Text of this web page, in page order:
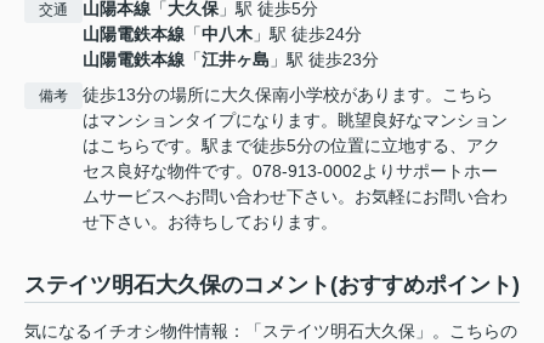
交通 山陽本線 「大久保」駅 徒歩5分
山陽電鉄本線 「中八木 」駅 徒歩24分
山陽電鉄本線 「江井ヶ島 」駅 徒歩23分
備考
徒歩13分の場所に大久保南小学校があります。こちら
はマンションタイプになります。眺望良好なマンション
はこちらです。駅まで徒歩5分の位置に立地する、アク
セス良好な物件です。078-913-0002よりサポートホー
ムサービスへお問い合わせ下さい。お気軽にお問い合わ
せ下さい。お待ちしております。
ステイツ明石大久保のコメント(おすすめポイント)
気になるイチオシ物件情報：「ステイツ明石大久保」。こちらの